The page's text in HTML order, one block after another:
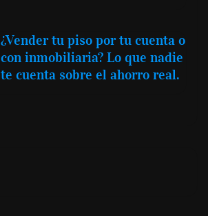
¿Vender tu piso por tu cuenta o
con inmobiliaria? Lo que nadie
te cuenta sobre el ahorro real.